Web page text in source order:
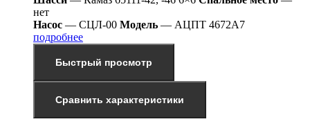
нет
Насос — СЦЛ-00 Модель — АЦПТ 4672А7
подробнее
Быстрый просмотр
Сравнить характеристики